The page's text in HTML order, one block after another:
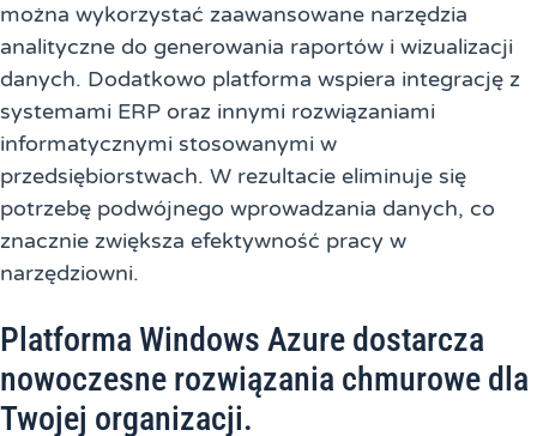
można wykorzystać zaawansowane narzędzia
analityczne do generowania raportów i wizualizacji
danych. Dodatkowo platforma wspiera integrację z
systemami ERP oraz innymi rozwiązaniami
informatycznymi stosowanymi w
przedsiębiorstwach. W rezultacie eliminuje się
potrzebę podwójnego wprowadzania danych, co
znacznie zwiększa efektywność pracy w
narzędziowni.
Platforma Windows Azure dostarcza
nowoczesne rozwiązania chmurowe dla
Twojej organizacji.